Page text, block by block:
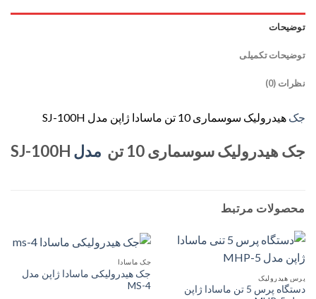
توضیحات
توضیحات تکمیلی
نظرات (0)
جک هیدرولیک سوسماری 10 تن ماسادا ژاپن مدل SJ-100H
جک هیدرولیک سوسماری 10 تن مدل
محصولات مرتبط
پرس هیدرولیک
دستگاه پرس 5 تن ماسادا ژاپن
جک ماسادا
جک هیدرولیکی ماسادا ژاپن مدل
MS-4